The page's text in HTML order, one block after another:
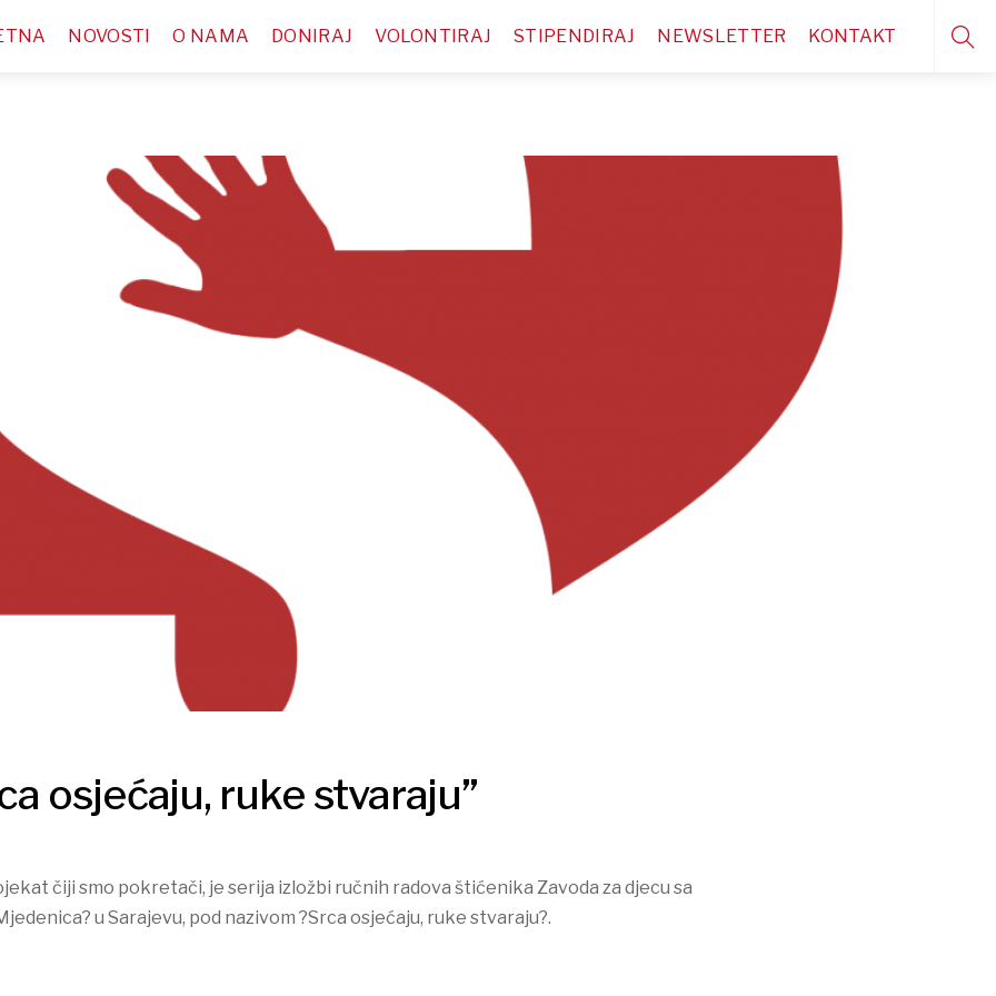
NOVOSTI O NAMA DONIRAJ VOLONTIRAJ STIPENDIRAJ NEWSLETTER KONTAKT
osjećaju, ruke stvaraju”
čiji smo pokretači, je serija izložbi ručnih radova štićenika Zavoda za djecu sa
u Sarajevu, pod nazivom ?Srca osjećaju, ruke stvaraju?.